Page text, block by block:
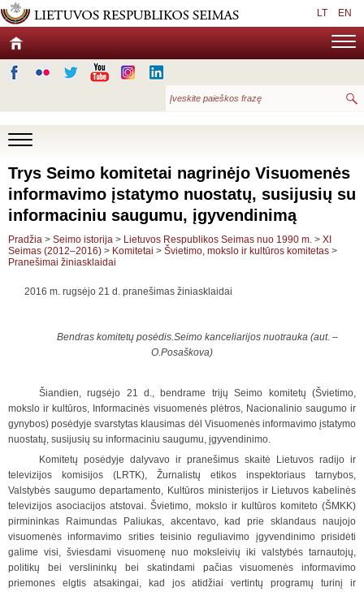
LT EN
Trys Seimo komitetai nagrinėjo Visuomenės
informavimo įstatymo nuostatų, susijusių su
informaciniu saugumu, įgyvendinimą
Pradžia > Seimo istorija > Lietuvos Respublikos Seimas nuo 1990 m. > XI
Seimas (2012–2016) > Komitetai > Švietimo, mokslo ir kultūros komitetas >
Pranešimai žiniasklaidai
2016 m. rugsėjo 21 d. pranešimas žiniasklaidai
Bendras komitetų posėdis.Seimo kanceliarijos nuotrauka (aut. –
O.Posaškova)
Šiandien, rugsėjo 21 d., bendrame trijų Seimo komitetų (Švietimo,
mokslo ir kultūros, Informacinės visuomenės plėtros, Nacionalinio saugumo ir
gynybos) posėdyje svarstytas klausimas dėl Visuomenės informavimo įstatymo
nuostatų, susijusių su informaciniu saugumu, įgyvendinimo.
Komitetų posėdyje dalyvavo ir pranešimus skaitė Lietuvos radijo ir
televizijos komisijos (LRTK), Žurnalistų etikos inspektoriaus tarnybos,
Valstybės saugumo departamento, Kultūros ministerijos ir Lietuvos kabelinės
televizijos asociacijos atstovai. Švietimo, mokslo ir kultūros komiteto (ŠMKK)
pirmininkas Raimundas Paliukas, akcentavo, kad prie sklandaus naujojo
visuomenės informavimo srities teisinio reguliavimo įgyvendinimo prisidėti
galime visi, šviesdami visuomenę nuo moksleivių iki valstybės tarnautojų,
politikų bei verslininkų bei skatindami pačias visuomenės informavimo
priemones elgtis atsakingai, kad jos atidžiai vertintų programų turinį ir